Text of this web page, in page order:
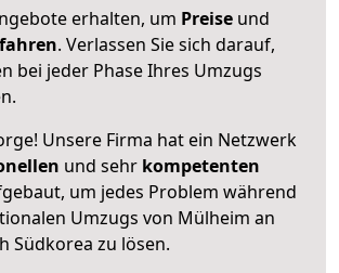
erhalten, um Preise und
. Verlassen Sie sich darauf,
bei jeder Phase Ihres Umzugs
Unsere Firma hat ein Netzwerk
und sehr kompetenten
um jedes Problem während
Umzugs von Mülheim an
Südkorea zu lösen.